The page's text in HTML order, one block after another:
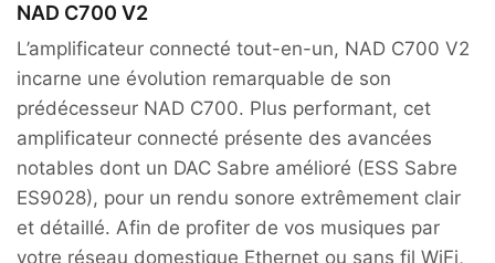
NAD C700 V2
L’amplificateur connecté tout-en-un, NAD C700 V2
incarne une évolution remarquable de son
prédécesseur NAD C700. Plus performant, cet
amplificateur connecté présente des avancées
notables dont un DAC Sabre amélioré (ESS Sabre
ES9028), pour un rendu sonore extrêmement clair
et détaillé. Afin de profiter de vos musiques par
votre réseau domestique Ethernet ou sans fil WiFi,